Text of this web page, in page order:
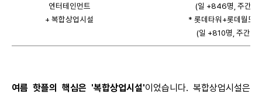
엔터테인먼트
+ 복합상업시설
(일 +846명, 주간
* 롯데타워+롯데월드
(일 +810명, 주간
여름 핫플의 핵심은 '복합상업시설'이었습니다. 복합상업시설은